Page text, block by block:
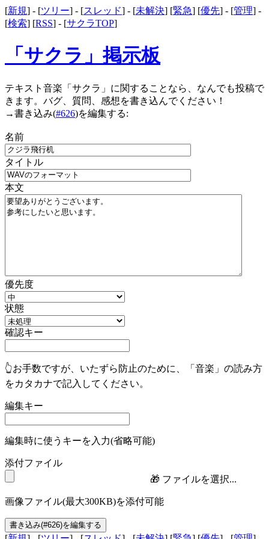
[新規] - [ツリー] - [スレッド] - [未解決] [緊急] [優先] - [管理] -
[検索] [RSS] - [サクラTOP]
「サクラ」掲示板
テキスト音楽「サクラ」に関することなら、なんでも投稿で
きます。バグ、質問、感想を書き込んでください！
→書き込み(#626)を編集する:
名前
タイトル
本文
優先度
状態
確認キー
👆お手数ですが、いたずら防止のために、「音楽」の読み方
をカタカナで記入してください。
編集キー
編集時に使うキーを入力(省略可能)
添付ファイル
🎁 ファイルを選択...
画像ファイル(最大300KB)を添付可能